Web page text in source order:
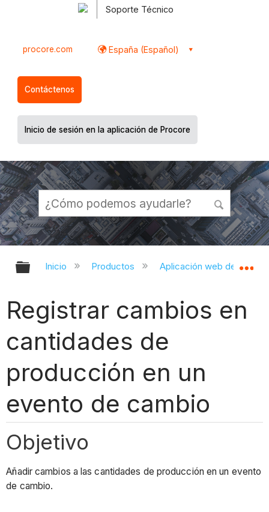
Soporte Técnico
procore.com España (Español)
Contáctenos
Inicio de sesión en la aplicación de Procore
Expandir/contraer jerarquía global
Inicio Productos Aplicación web de
Registrar cambios en
cantidades de
producción en un
evento de cambio
Objetivo
Añadir cambios a las cantidades de producción en un evento
de cambio.